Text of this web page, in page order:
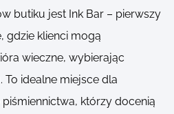
butiku jest Ink Bar – pierwszy
gdzie klienci mogą
wieczne, wybierając
idealne miejsce dla
którzy docenią